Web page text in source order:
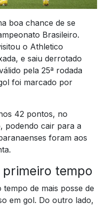
boa chance de se
Brasileiro.
o Athletico
e saiu derrotado
pela 25ª rodada
foi marcado por
42 pontos, no
podendo cair para a
foram aos
primeiro tempo
de mais posse de
em gol. Do outro lado,